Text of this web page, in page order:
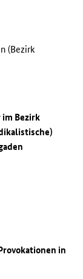
(Bezirk
Bezirk
in